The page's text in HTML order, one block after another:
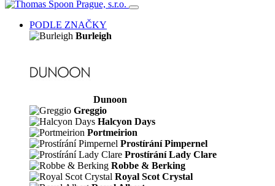
PODLE ZNAČKY
Burleigh
Dunoon
Greggio
Halcyon Days
Portmeirion
Prostírání Pimpernel
Prostírání Lady Clare
Robbe & Berking
Royal Scot Crystal